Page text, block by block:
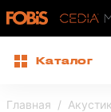
Каталог
Главная